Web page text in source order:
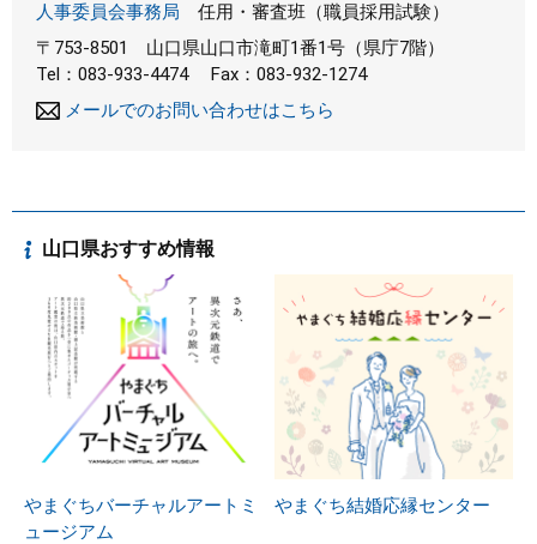
人事委員会事務局
任用・審査班（職員採用試験）
〒753-8501
山口県山口市滝町1番1号（県庁7階）
Tel：083-933-4474
Fax：083-932-1274
メールでのお問い合わせはこちら
山口県おすすめ情報
やまぐちバーチャルアートミ
ュージアム
やまぐち結婚応縁センター